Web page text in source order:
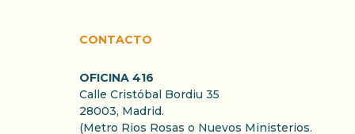
CONTACTO
OFICINA 416
Calle Cristóbal Bordiu 35
28003, Madrid.
(Metro Rios Rosas o Nuevos Ministerios.